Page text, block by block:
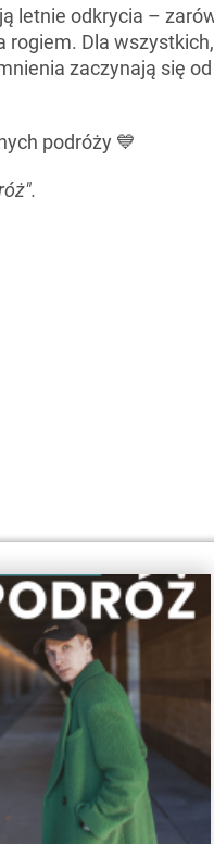
letnie odkrycia –
rogiem. Dla
zaczynają się od
podróży 💙